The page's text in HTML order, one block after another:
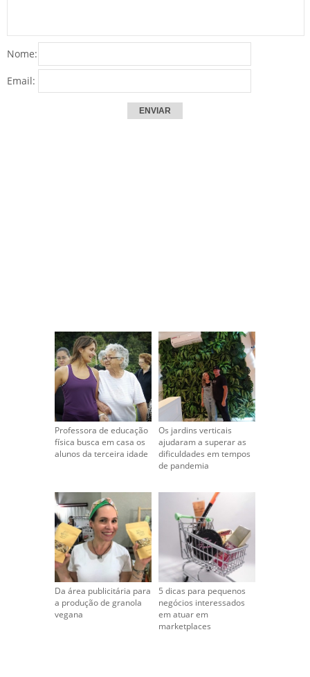
Nome:
Email:
Professora de educação
física busca em casa os
alunos da terceira idade
Os jardins verticais
ajudaram a superar as
dificuldades em tempos
de pandemia
Da área publicitária para
a produção de granola
vegana
5 dicas para pequenos
negócios interessados
em atuar em
marketplaces